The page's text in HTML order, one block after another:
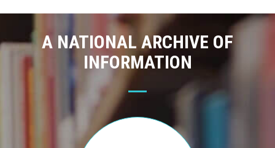
A NATIONAL ARCHIVE OF
INFORMATION